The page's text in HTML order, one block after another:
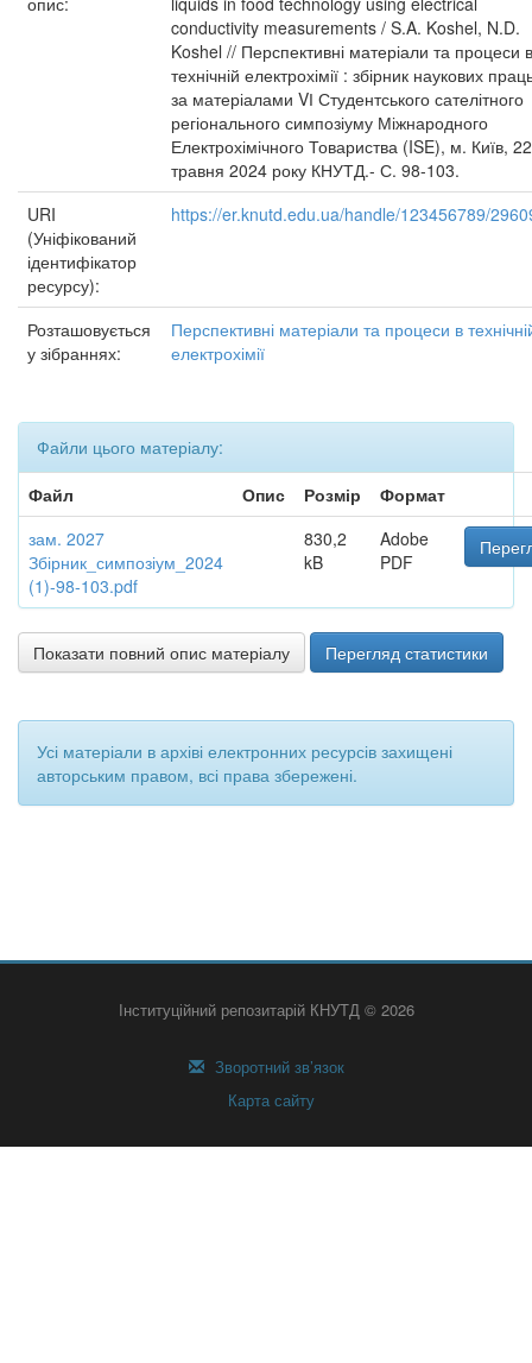
conductivity measurements / S.A. Koshel, N.D.
Koshel // Перспективні матеріали та процеси в
технічній електрохімії : збірник наукових
за матеріалами VІ Студентського сателітного
регіонального симпозіуму Міжнародного
Електрохімічного Товариства (ISE), м. Київ, 22
травня 2024 року КНУТД.- С. 98-103.
URI
(Уніфікований
ідентифікатор
ресурсу):
https://er.knutd.edu.ua/handle/123456789/
Розташовується
у зібраннях:
Перспективні матеріали та процеси в
електрохімії
Файли цього матеріалу:
Файл
Опис Розмір
Формат
зам. 2027
Збірник_симпозіум_2024
(1)-98-103.pdf
830,2
kB
Adobe
PDF
Показати повний опис матеріалу Перегляд статистики
Усі матеріали в архіві електронних ресурсів захищені
авторським правом, всі права збережені.
Інституційний репозитарій КНУТД © 2026
Зворотний зв’язок
Карта сайту